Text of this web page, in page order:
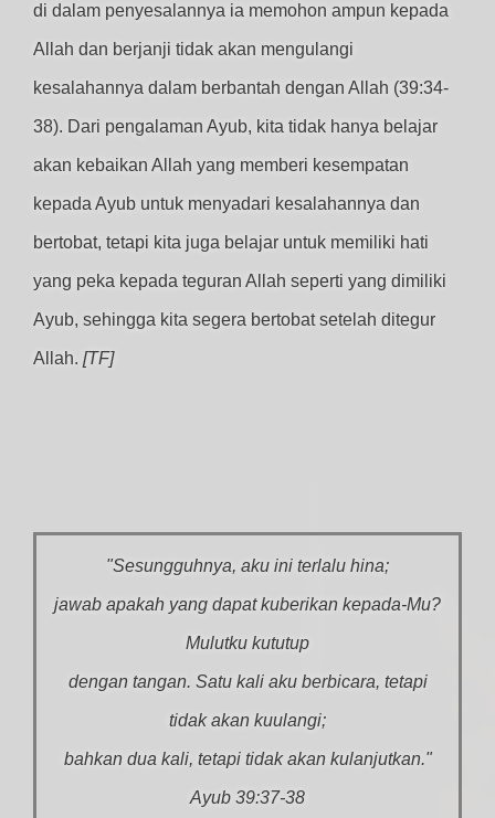
di dalam penyesalannya ia memohon ampun kepada
Allah dan berjanji tidak akan mengulangi
kesalahannya dalam berbantah dengan Allah (39:34-
38). Dari pengalaman Ayub, kita tidak hanya belajar
akan kebaikan Allah yang memberi kesempatan
kepada Ayub untuk menyadari kesalahannya dan
bertobat, tetapi kita juga belajar untuk memiliki hati
yang peka kepada teguran Allah seperti yang dimiliki
Ayub, sehingga kita segera bertobat setelah ditegur
Allah. [TF]
"Sesungguhnya, aku ini terlalu hina;
jawab apakah yang dapat kuberikan kepada-Mu?
Mulutku kututup
dengan tangan. Satu kali aku berbicara, tetapi
tidak akan kuulangi;
bahkan dua kali, tetapi tidak akan kulanjutkan."
Ayub 39:37-38